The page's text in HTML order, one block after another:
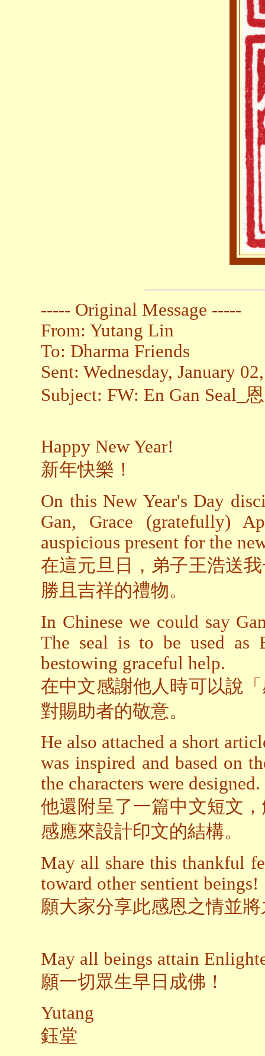
----- Original Message -----
From: Yutang Lin
To: Dharma Friends
Sent: Wednesday, January
Subject: FW: En Gan Seal_
Happy New Year!
新年快樂！
On this New Year's Day
Gan, Grace (gratefully)
auspicious present for the
在這元旦日，弟子王浩送
勝且吉祥的禮物。
In Chinese we could say
The seal is to be used as
bestowing graceful help.
在中文感謝他人時可以說
對賜助者的敬意。
He also attached a short
was inspired and based on
the characters were designed.
他還附呈了一篇中文短文
感應來設計印文的結構。
May all share this thankful
toward other sentient beings!
願大家分享此感恩之情並
May all beings attain
願一切眾生早日成佛！
Yutang
鈺堂